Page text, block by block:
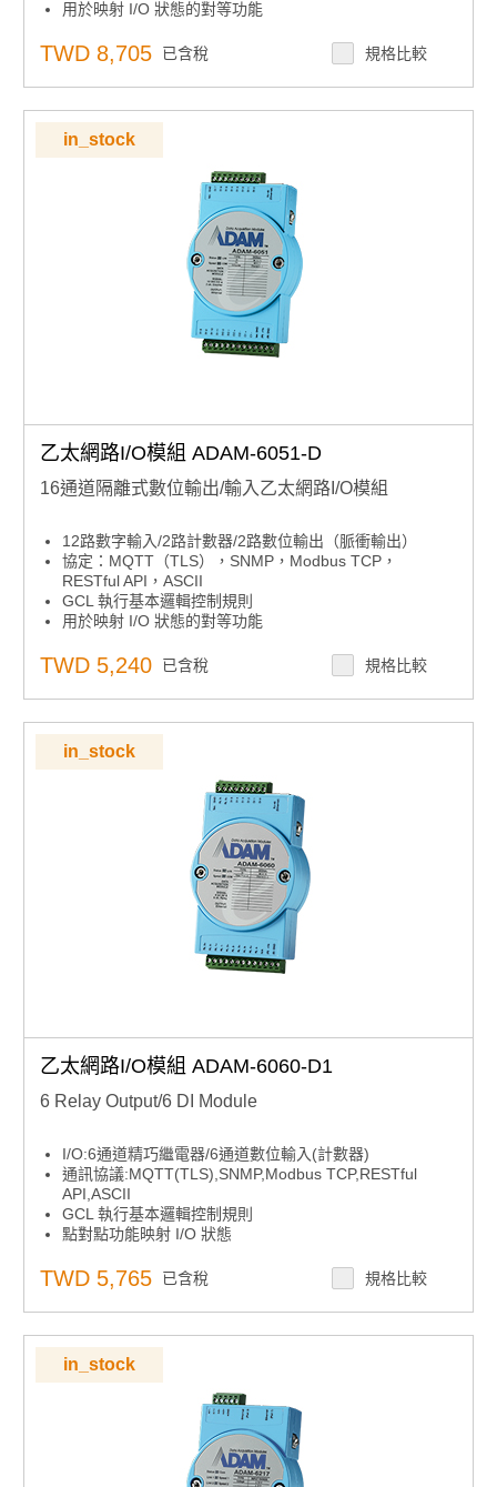
用於映射 I/O 狀態的對等功能
內置網路伺服器
用於恢復系統的看門狗定時器
TWD 8,705 已含稅 規格比較
in_stock
乙太網路I/O模組 ADAM-6051-D
16通道隔離式數位輸出/輸入乙太網路I/O模組
12路數字輸入/2路計數器/2路數位輸出（脈衝輸出）
協定：MQTT（TLS），SNMP，Modbus TCP，
RESTful API，ASCII
GCL 執行基本邏輯控制規則
用於映射 I/O 狀態的對等功能
內置網路伺服器
用於恢復系統的看門狗定時器
TWD 5,240 已含稅 規格比較
in_stock
乙太網路I/O模組 ADAM-6060-D1
6 Relay Output/6 DI Module
I/O:6通道精巧繼電器/6通道數位輸入(計數器)
通訊協議:MQTT(TLS),SNMP,Modbus TCP,RESTful
API,ASCII
GCL 執行基本邏輯控制規則
點對點功能映射 I/O 狀態
內建網頁伺服器
監視計時器以恢復系統
TWD 5,765 已含稅 規格比較
in_stock